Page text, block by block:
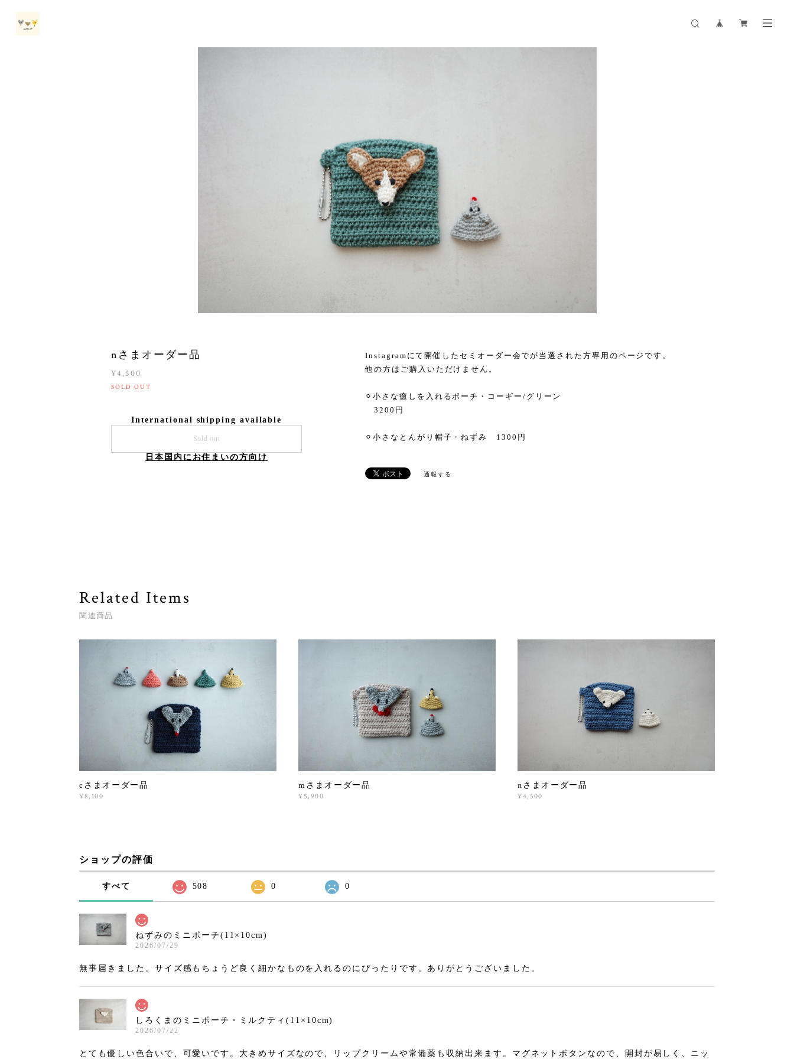
nさまオーダー品
¥4,500
SOLD OUT
International shipping available
Sold out
日本国内にお住まいの方向け
Instagramにて開催したセミオーダー会でが当選された方専用のページです。
他の方はご購入いただけません。
⚪︎小さな癒しを入れるポーチ・コーギー/グリーン
3200円
⚪︎小さなとんがり帽子・ねずみ 1300円
通報する
Related Items
関連商品
cさまオーダー品
¥8,100
mさまオーダー品
¥5,900
nさまオーダー品
¥4,500
ショップの評価
すべて 508 0 0
ねずみのミニポーチ(11×10cm)
2026/07/29
無事届きました。サイズ感もちょうど良く細かなものを入れるのにぴったりです。ありがとうございました。
しろくまのミニポーチ・ミルクティ(11×10cm)
2026/07/22
とても優しい色合いで、可愛いです。大きめサイズなので、リップクリームや常備薬も収納出来ます。マグネットボタンなので、開封が易しく、ニッ